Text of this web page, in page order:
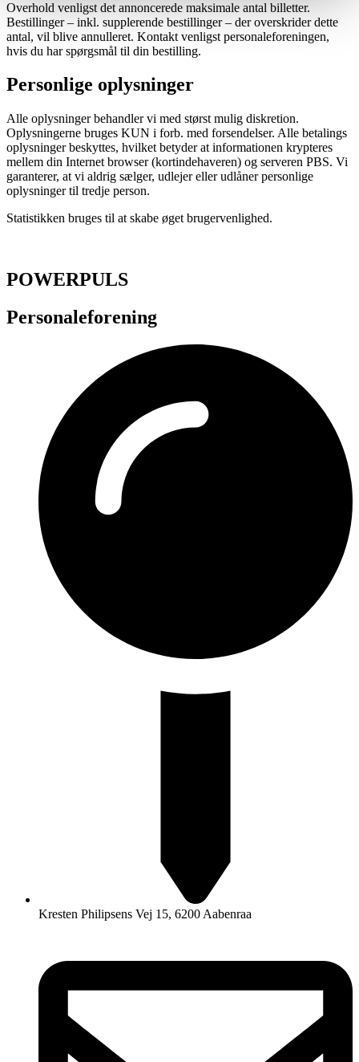
Overhold venligst det annoncerede maksimale antal billetter.
Bestillinger – inkl. supplerende bestillinger – der overskrider dette
antal, vil blive annulleret. Kontakt venligst personaleforeningen,
hvis du har spørgsmål til din bestilling.
Personlige oplysninger
Alle oplysninger behandler vi med størst mulig diskretion.
Oplysningerne bruges KUN i forb. med forsendelser. Alle betalings
oplysninger beskyttes, hvilket betyder at informationen krypteres
mellem din Internet browser (kortindehaveren) og serveren PBS. Vi
garanterer, at vi aldrig sælger, udlejer eller udlåner personlige
oplysninger til tredje person.
Statistikken bruges til at skabe øget brugervenlighed.
POWERPULS
Personaleforening
Kresten Philipsens Vej 15, 6200 Aabenraa